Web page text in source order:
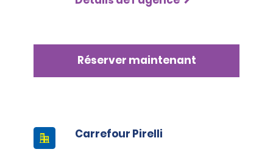
Réserver maintenant
Carrefour Pirelli